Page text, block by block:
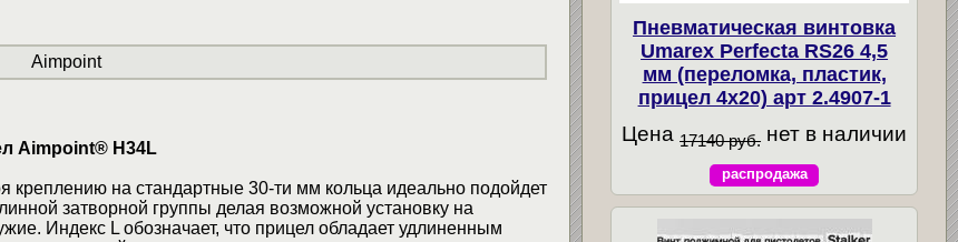
Aimpoint
Aimpoint® H34L
креплению на стандартные 30-ти мм кольца идеально подойдет
затворной группы делая возможной установку на
Индекс L обозначает, что прицел обладает удлиненным
Пневматическая винтовка
Umarex Perfecta RS26 4,5
мм (переломка, пластик,
прицел 4x20) арт 2.4907-1
Цена 17140 руб. нет в наличии
распродажа